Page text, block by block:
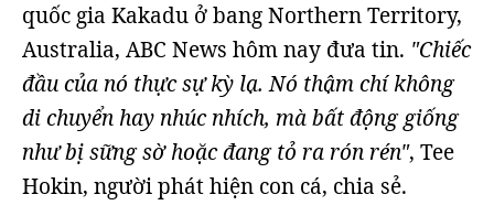
quốc gia Kakadu ở bang Northern Territory,
Australia, ABC News hôm nay đưa tin. "Chiếc
đầu của nó thực sự kỳ lạ. Nó thậm chí không
di chuyển hay nhúc nhích, mà bất động giống
như bị sững sờ hoặc đang tỏ ra rón rén", Tee
Hokin, người phát hiện con cá, chia sẻ.